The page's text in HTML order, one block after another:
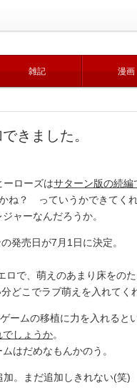
雑記 漫画
きました。
ローズはサターン版の続編
ね？ っていうかできてくれ
ャーなんだろうか。
発売日が7月1日に決定。
で、萌えのあまり床をのた
どこでラブ萌えを入れてく
ームの移植に力を入れると
でしょうか。
はだめなもんかのう。
。まだ追加しきれない(笑)